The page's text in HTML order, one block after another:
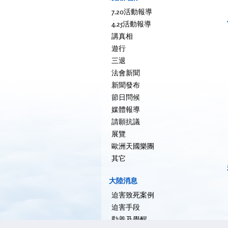
7.20活動報導
4.25活動報導
講真相
遊行
三退
法會新聞
新聞發布
節日問候
媒體報導
請願抗議
展覽
歐洲天國樂團
其它
大陸消息
迫害致死案例
迫害手段
勸善及覺醒